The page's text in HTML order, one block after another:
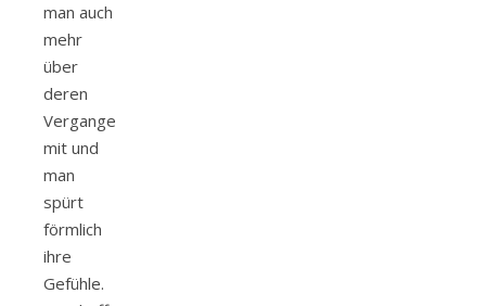
man auch
mehr
über
deren
Vergangenheit
mit und
man
spürt
förmlich
ihre
Gefühle.